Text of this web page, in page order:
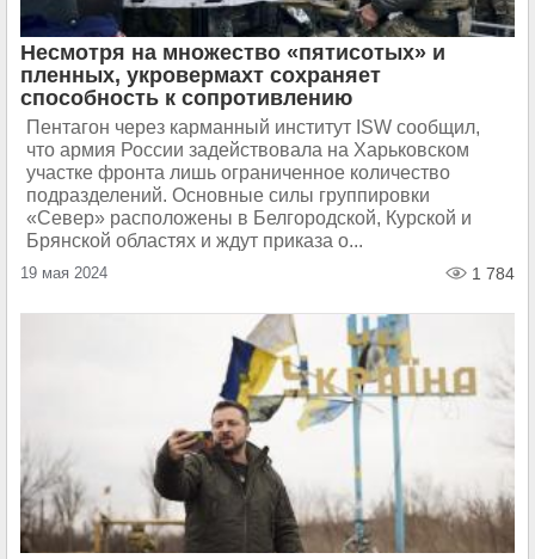
Несмотря на множество «пятисотых» и
пленных, укровермахт сохраняет
способность к сопротивлению
Пентагон через карманный институт ISW сообщил,
что армия России задействовала на Харьковском
участке фронта лишь ограниченное количество
подразделений. Основные силы группировки
«Север» расположены в Белгородской, Курской и
Брянской областях и ждут приказа о...
19 мая 2024 1 784